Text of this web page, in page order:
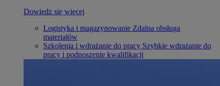
Dowiedz się więcej
Logistyka i magazynowanie Zdalna obsługa
materiałów
Szkolenia i wdrażanie do pracy Szybkie wdrażanie do
pracy i podnoszenie kwalifikacji